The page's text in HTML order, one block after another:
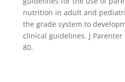
nutrition in adult and
the grade system to
clinical guidelines. J
80.